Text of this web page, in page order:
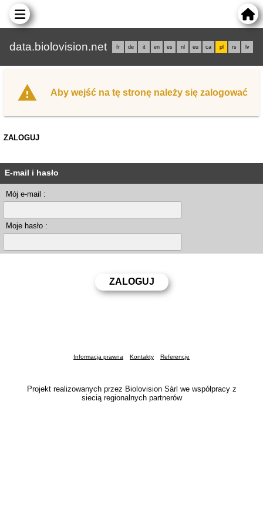
data.biolovision.net fr de it en es nl eu ca pl rs lv
Aby wejść na tę stronę należy się zalogować
ZALOGUJ
E-mail i hasło
Mój e-mail :
Moje hasło :
Informacja prawna Kontakty Referencje
Projekt realizowanych przez Biolovision Sàrl we współpracy z
siecią regionalnych partnerów